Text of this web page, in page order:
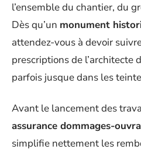
l’ensemble du chantier, du
Dès qu’un monument
attendez-vous à devoir
prescriptions de l’architecte
parfois jusque dans les
Avant le lancement des
assurance dommages-
simplifie nettement les